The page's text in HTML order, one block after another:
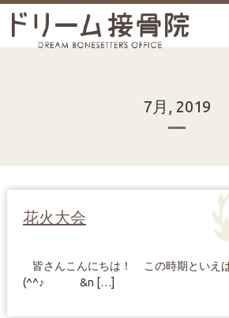
7月, 2019
花火大会
皆さんこんにちは！ この時期といえ
(^^♪ &n […]